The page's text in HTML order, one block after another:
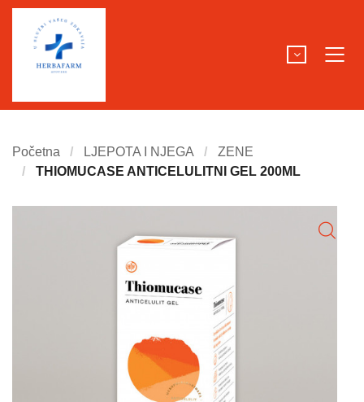
Početna LJEPOTA I NJEGA
ZENE
THIOMUCASE ANTICELULITNI GEL 200ML